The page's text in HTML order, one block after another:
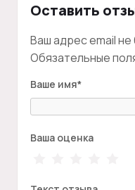
Оставить
Ваш адрес email
Обязательные
Ваше имя*
Ваша оценка